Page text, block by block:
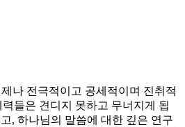
나 전극적이고 공세적이며 진취적
들은 견디지 못하고 무너지게 됩
, 하나님의 말씀에 대한 깊은 연구